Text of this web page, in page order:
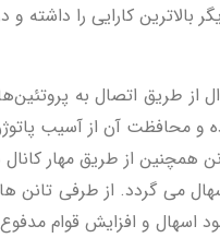
بالاترین کارایی را
از طریق اتصال به
و محافظت آن از آسیب
می گردد. از طرفی تانن
اسهال و افزایش قوام